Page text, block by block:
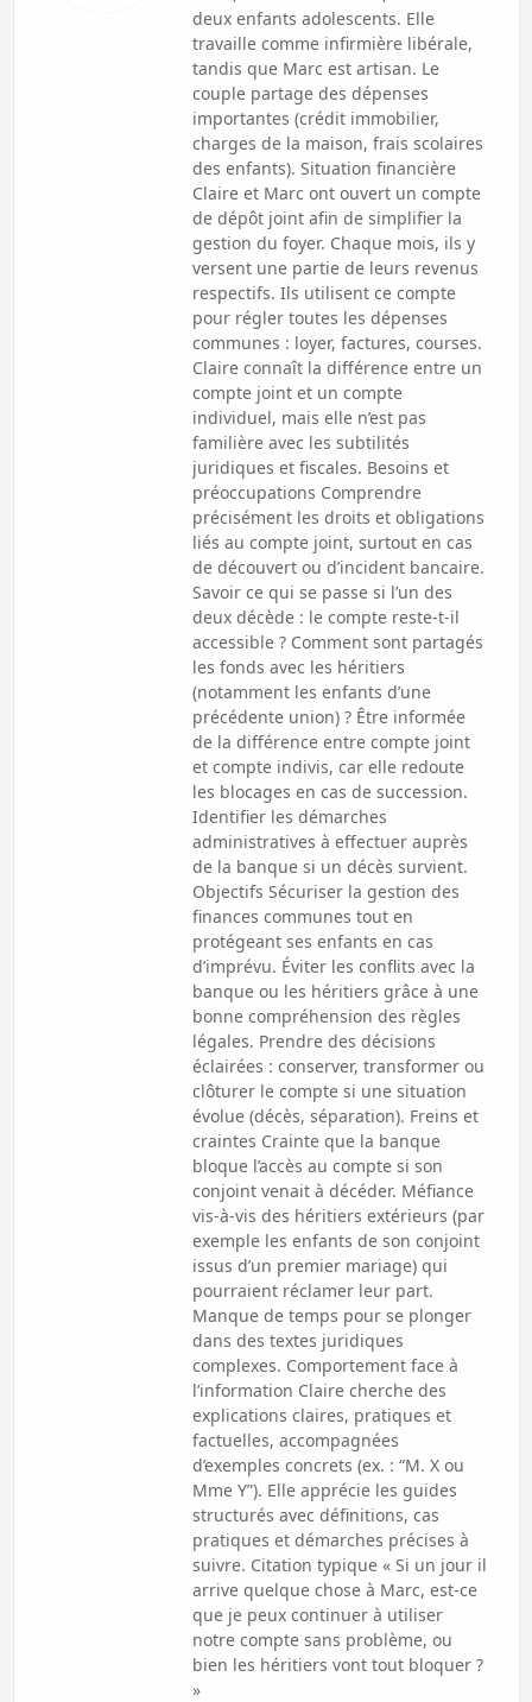
deux enfants adolescents. Elle
travaille comme infirmière libérale,
tandis que Marc est artisan. Le
couple partage des dépenses
importantes (crédit immobilier,
charges de la maison, frais scolaires
des enfants). Situation financière
Claire et Marc ont ouvert un compte
de dépôt joint afin de simplifier la
gestion du foyer. Chaque mois, ils y
versent une partie de leurs revenus
respectifs. Ils utilisent ce compte
pour régler toutes les dépenses
communes : loyer, factures, courses.
Claire connaît la différence entre un
compte joint et un compte
individuel, mais elle n’est pas
familière avec les subtilités
juridiques et fiscales. Besoins et
préoccupations Comprendre
précisément les droits et obligations
liés au compte joint, surtout en cas
de découvert ou d’incident bancaire.
Savoir ce qui se passe si l’un des
deux décède : le compte reste-t-il
accessible ? Comment sont partagés
les fonds avec les héritiers
(notamment les enfants d’une
précédente union) ? Être informée
de la différence entre compte joint
et compte indivis, car elle redoute
les blocages en cas de succession.
Identifier les démarches
administratives à effectuer auprès
de la banque si un décès survient.
Objectifs Sécuriser la gestion des
finances communes tout en
protégeant ses enfants en cas
d’imprévu. Éviter les conflits avec la
banque ou les héritiers grâce à une
bonne compréhension des règles
légales. Prendre des décisions
éclairées : conserver, transformer ou
clôturer le compte si une situation
évolue (décès, séparation). Freins et
craintes Crainte que la banque
bloque l’accès au compte si son
conjoint venait à décéder. Méfiance
vis-à-vis des héritiers extérieurs (par
exemple les enfants de son conjoint
issus d’un premier mariage) qui
pourraient réclamer leur part.
Manque de temps pour se plonger
dans des textes juridiques
complexes. Comportement face à
l’information Claire cherche des
explications claires, pratiques et
factuelles, accompagnées
d’exemples concrets (ex. : “M. X ou
Mme Y”). Elle apprécie les guides
structurés avec définitions, cas
pratiques et démarches précises à
suivre. Citation typique « Si un jour il
arrive quelque chose à Marc, est-ce
que je peux continuer à utiliser
notre compte sans problème, ou
bien les héritiers vont tout bloquer ?
»